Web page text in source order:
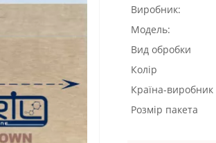
Виробник:
Модель:
Вид обробки
Колір
Країна-виробник
Розмір пакета